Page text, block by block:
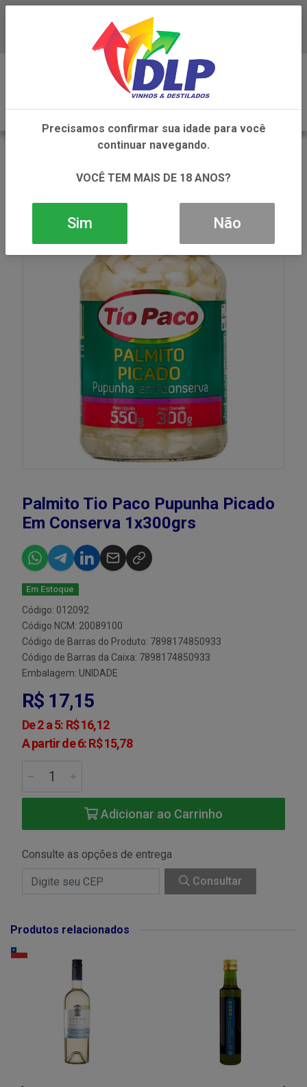
Baixe já o APP da DLP Vinhos
Palmito Tio Paco Pupunha Picado
Em Conserva 1x300grs
Em Estoque
Código: 012092
Código NCM: 20089100
Código de Barras do Produto: 7898174850933
Código de Barras da Caixa: 7898174850933
Embalagem: UNIDADE
R$ 17,15
De 2 a 5: R$ 16,12
A partir de 6: R$ 15,78
Adicionar ao Carrinho
Consulte as opções de entrega
Consultar
Produtos relacionados
Precisamos confirmar sua idade para você
continuar navegando.
VOCÊ TEM MAIS DE 18 ANOS?
Sim Não